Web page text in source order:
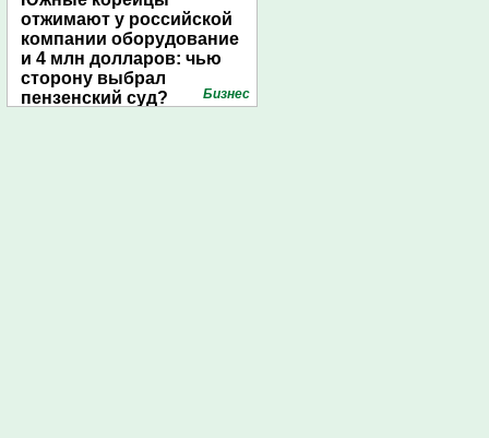
отжимают у российской
компании оборудование
и 4 млн долларов: чью
сторону выбрал
пензенский суд?
Бизнес